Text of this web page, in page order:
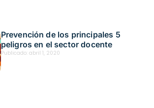
Prevención de los principales 5
peligros en el sector docente
Publicado: abril 1, 2020